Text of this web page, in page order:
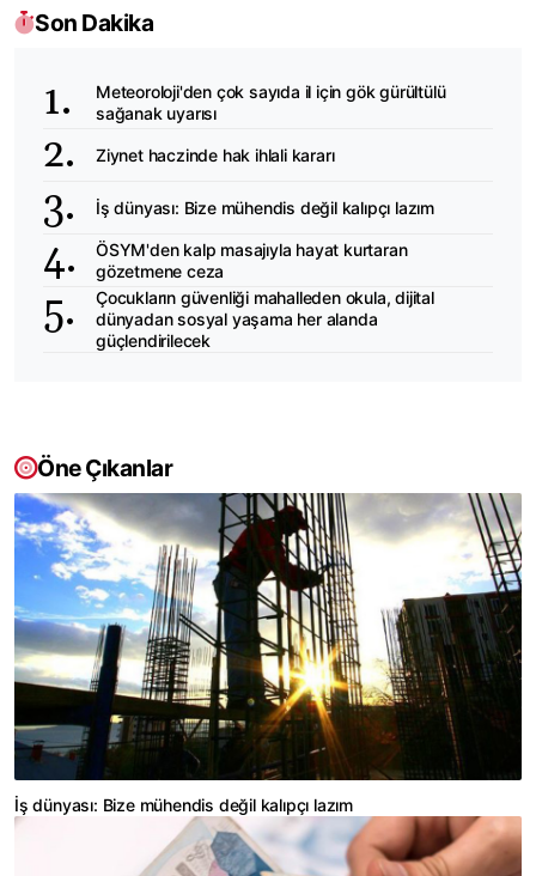
Son Dakika
Meteoroloji'den çok sayıda il için gök gürültülü
sağanak uyarısı
Ziynet haczinde hak ihlali kararı
İş dünyası: Bize mühendis değil kalıpçı lazım
ÖSYM'den kalp masajıyla hayat kurtaran
gözetmene ceza
Çocukların güvenliği mahalleden okula, dijital
dünyadan sosyal yaşama her alanda
güçlendirilecek
Öne Çıkanlar
İş dünyası: Bize mühendis değil kalıpçı lazım